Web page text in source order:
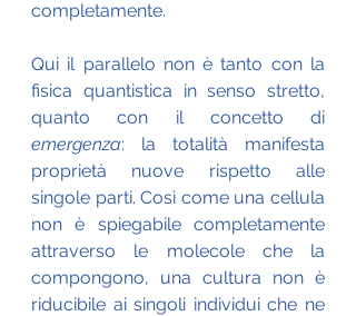
completamente.
Qui il parallelo non è tanto con la
fisica quantistica in senso stretto,
emergenza: la totalità manifesta
proprietà nuove rispetto alle
singole parti. Così come una cellula
non è spiegabile completamente
attraverso le molecole che la
compongono, una cultura non è
riducibile ai singoli individui che ne